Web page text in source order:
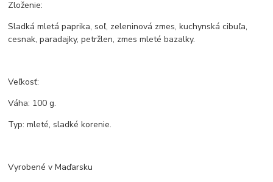
Zloženie:
Sladká mletá paprika, soľ, zeleninová zmes, kuchynská cibuľa,
cesnak, paradajky, petržlen, zmes mleté bazalky.
Veľkosť:
Váha: 100 g.
Typ: mleté, sladké korenie.
Vyrobené v Maďarsku